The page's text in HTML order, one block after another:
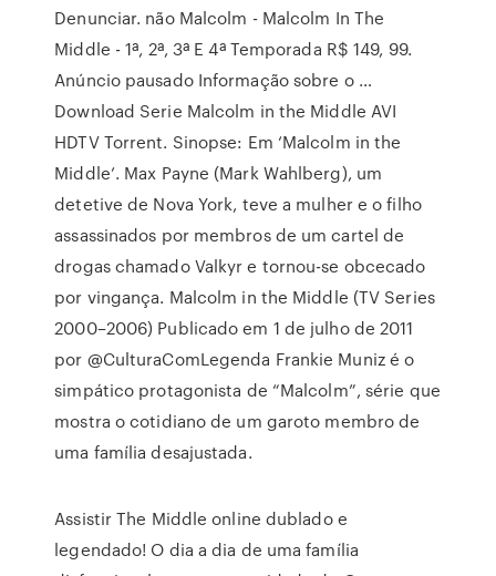
Denunciar. não Malcolm - Malcolm In The
Middle - 1ª, 2ª, 3ª E 4ª Temporada R$ 149, 99.
Anúncio pausado Informação sobre o …
Download Serie Malcolm in the Middle AVI
HDTV Torrent. Sinopse: Em ‘Malcolm in the
Middle’. Max Payne (Mark Wahlberg), um
detetive de Nova York, teve a mulher e o filho
assassinados por membros de um cartel de
drogas chamado Valkyr e tornou-se obcecado
por vingança. Malcolm in the Middle (TV Series
2000–2006) Publicado em 1 de julho de 2011
por @CulturaComLegenda Frankie Muniz é o
simpático protagonista de “Malcolm”, série que
mostra o cotidiano de um garoto membro de
uma família desajustada.
Assistir The Middle online dublado e
legendado! O dia a dia de uma família